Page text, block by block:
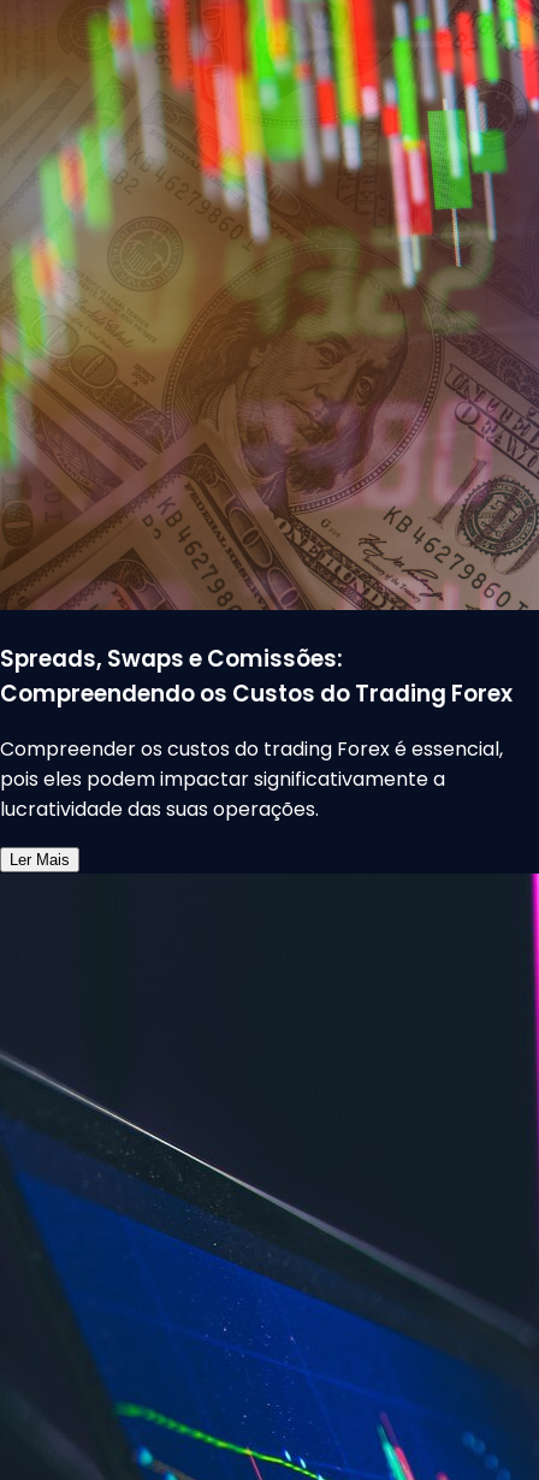
Spreads, Swaps e Comissões:
Compreendendo os Custos do Trading Forex
Compreender os custos do trading Forex é essencial,
pois eles podem impactar significativamente a
lucratividade das suas operações.
Ler Mais